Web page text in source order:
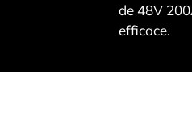
de 48V
efficace.